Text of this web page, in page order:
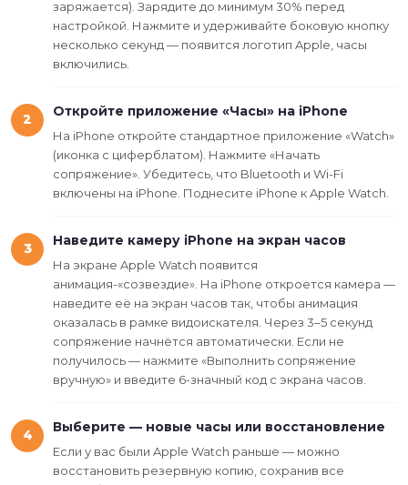
заряжается). Зарядите до минимум 30% перед
настройкой. Нажмите и удерживайте боковую кнопку
несколько секунд — появится логотип Apple, часы
включились.
2
Откройте приложение «Часы» на iPhone
На iPhone откройте стандартное приложение «Watch»
(иконка с циферблатом). Нажмите «Начать
сопряжение». Убедитесь, что Bluetooth и Wi-Fi
включены на iPhone. Поднесите iPhone к Apple Watch.
3
Наведите камеру iPhone на экран часов
На экране Apple Watch появится
анимация-«созвездие». На iPhone откроется камера —
наведите её на экран часов так, чтобы анимация
оказалась в рамке видоискателя. Через 3–5 секунд
сопряжение начнётся автоматически. Если не
получилось — нажмите «Выполнить сопряжение
вручную» и введите 6-значный код с экрана часов.
4
Выберите — новые часы или восстановление
Если у вас были Apple Watch раньше — можно
восстановить резервную копию, сохранив все